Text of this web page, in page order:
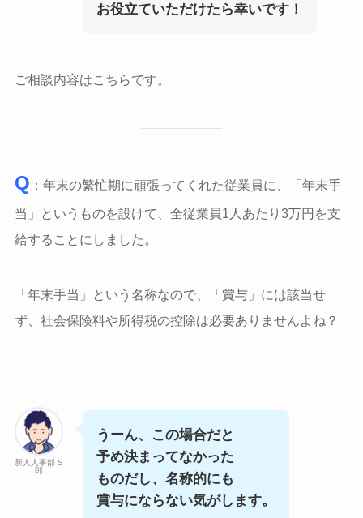
お役立ていただけたら幸いです！
ご相談内容はこちらです。
Q ：年末の繁忙期に頑張ってくれた従業員に、「年末手
当」というものを設けて、全従業員1人あたり3万円を支
給することにしました。
「年末手当」という名称なので、「賞与」には該当せ
ず、社会保険料や所得税の控除は必要ありませんよね？
新人人事部 S
郎
うーん、この場合だと
予め決まってなかった
ものだし、名称的にも
賞与にならない気がします。